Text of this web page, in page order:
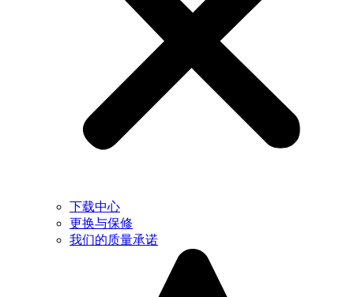
下载中心
更换与保修
我们的质量承诺